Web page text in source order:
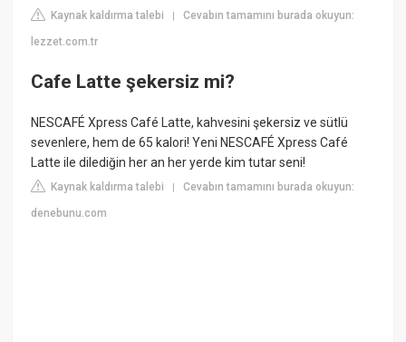
Kaynak kaldırma talebi |Cevabın tamamını burada okuyun:
lezzet.com.tr
Cafe Latte şekersiz mi?
NESCAFÉ Xpress Café Latte, kahvesini şekersiz ve sütlü
sevenlere, hem de 65 kalori! Yeni NESCAFÉ Xpress Café
Latte ile dilediğin her an her yerde kim tutar seni!
Kaynak kaldırma talebi |Cevabın tamamını burada okuyun:
denebunu.com